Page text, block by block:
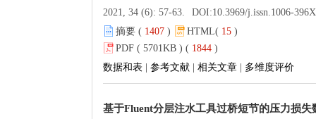
2021, 34 (6): 57-63.
DOI:10.3969/j.issn.1006-
摘要 ( 1407 ) HTML( 15 )
PDF ( 5701KB ) ( 1844 )
数据和表
参考文献 相关文章 多维度评价
基于Fluent分层注水工具过桥短节的压力损失